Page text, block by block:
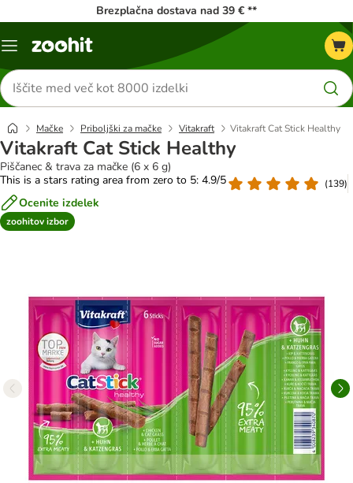
Brezplačna dostava nad 39 € **
Meni
Iskanje
izdelkov
Mačke Priboljški za mačke Vitakraft Vitakraft Cat Stick Healthy
Vitakraft Cat Stick Healthy
Piščanec & trava za mačke (6 x 6 g)
This is a stars rating area from zero to 5: 4.9/5
(139)
Ocenite izdelek
zoohitov izbor